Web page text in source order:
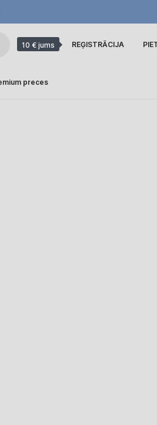
10 € jums REĢISTRĀCIJA
preces